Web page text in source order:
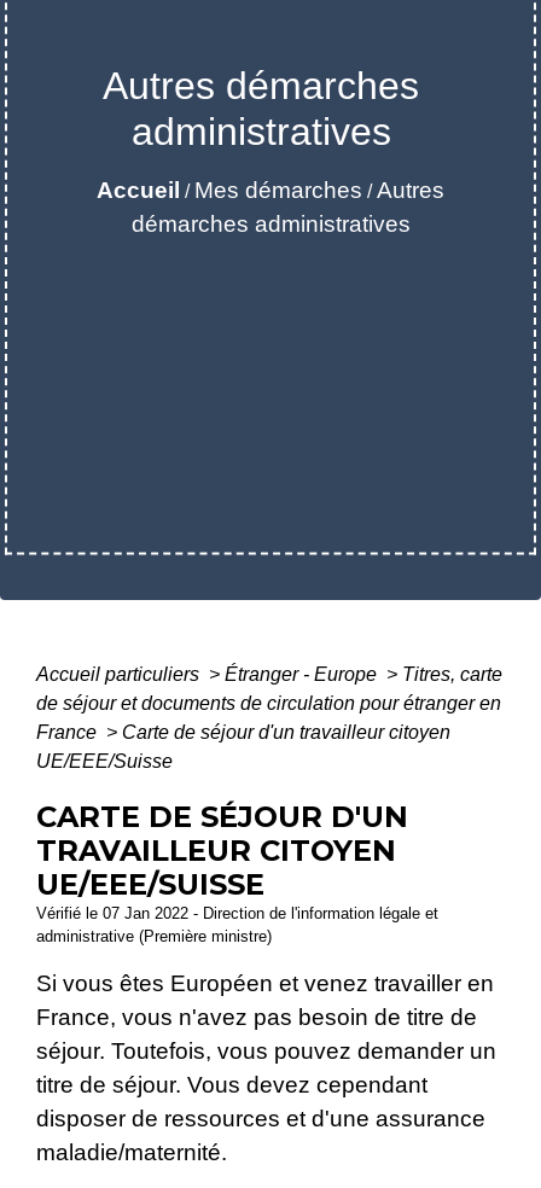
Autres démarches
administratives
Accueil / Mes démarches /Autres
démarches administratives
Accueil particuliers > Étranger - Europe > Titres, carte
de séjour et documents de circulation pour étranger en
France > Carte de séjour d'un travailleur citoyen
UE/EEE/Suisse
CARTE DE SÉJOUR D'UN
TRAVAILLEUR CITOYEN
UE/EEE/SUISSE
Vérifié le 07 Jan 2022 - Direction de l'information légale et
administrative (Première ministre)
Si vous êtes Européen et venez travailler en
France, vous n'avez pas besoin de titre de
séjour. Toutefois, vous pouvez demander un
titre de séjour. Vous devez cependant
disposer de ressources et d'une assurance
maladie/maternité.